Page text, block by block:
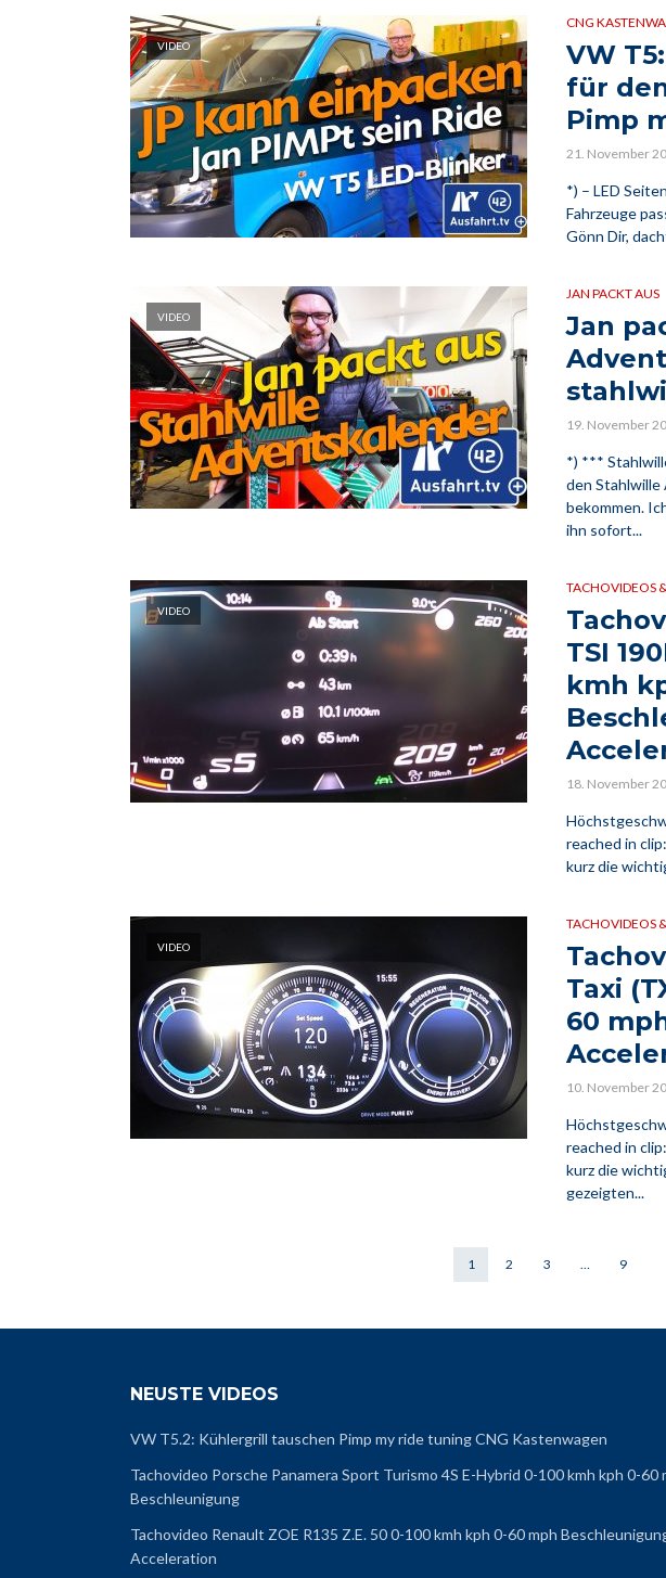
VIDEO
CNG
VW
für
Pimp
21. November
*) – LED
Fahrzeuge
Gönn Dir,
VIDEO
JAN PACKT AUS
Jan
19. November
*) ***
den
bekommen.
ihn sofort...
VIDEO
TACHOVIDEOS
TSI
kmh
18. November
reached in
kurz die
VIDEO
TACHOVIDEOS
Taxi
60
10. November
reached in
kurz die
gezeigten...
1 2 3 … 9
NEUSTE VIDEOS
VW T5.2: Kühlergrill tauschen Pimp my ride tuning CNG Kastenwagen
Tachovideo Porsche Panamera Sport Turismo 4S E-Hybrid 0-100 kmh kph 0-60
Beschleunigung
Tachovideo Renault ZOE R135 Z.E. 50 0-100 kmh kph 0-60 mph
Acceleration